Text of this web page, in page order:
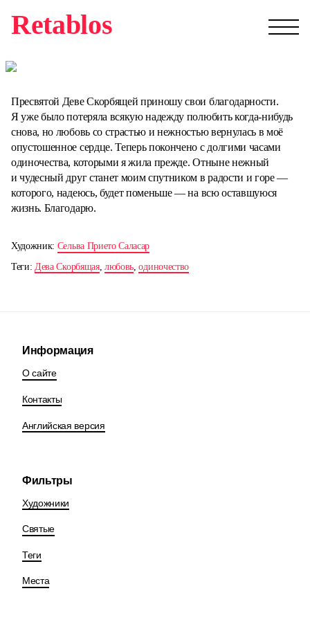
Retablos
Пресвятой Деве Скорбящей приношу свои благодарности.
Я уже было потеряла всякую надежду полюбить когда-нибудь
снова, но любовь со страстью и нежностью вернулась в моё
опустошенное сердце. Теперь покончено с долгими часами
одиночества, которыми я жила прежде. Отныне нежный
и чудесный друг станет моим спутником в радости и горе —
которого, надеюсь, будет поменьше — на всю оставшуюся
жизнь. Благодарю.
Художник: Сельва Прието Саласар
Теги: Дева Скорбящая, любовь ,одиночество
Информация
О сайте
Контакты
Английская версия
Фильтры
Художники
Святые
Теги
Места